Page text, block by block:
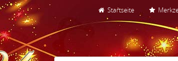
Startseite